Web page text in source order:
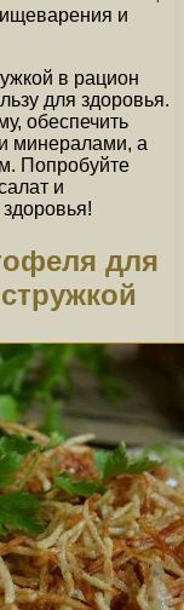
и
в рацион
для здоровья.
обеспечить
минералами, а
Попробуйте
и
для